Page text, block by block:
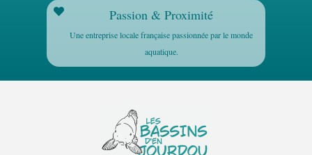
Passion & Proximité
Une entreprise locale française passionnée par le monde
aquatique.